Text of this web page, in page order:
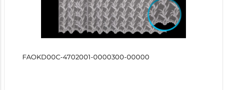
FAOKD00C-4702001-0000300-00000